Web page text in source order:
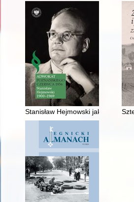
Stanisław Hejmowski jako